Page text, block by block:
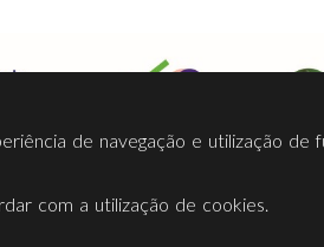
Ligações Facebook
de navegação e utilização de
com a utilização de cookies.